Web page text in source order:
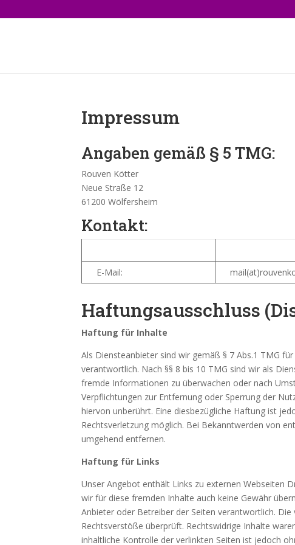
Impressum
Angaben gemäß § 5 TMG:
Rouven Kötter
Neue Straße 12
61200 Wölfersheim
Kontakt:
E-Mail:
Haftungsausschluss
Haftung für Inhalte
Als Diensteanbieter sind wir gemäß § 7 Abs.1 TMG
verantwortlich. Nach §§ 8 bis 10 TMG sind wir als
fremde Informationen zu überwachen oder nach
Verpflichtungen zur Entfernung oder Sperrung der
hiervon unberührt. Eine diesbezügliche Haftung ist
Rechtsverletzung möglich. Bei Bekanntwerden von
umgehend entfernen.
Haftung für Links
Unser Angebot enthält Links zu externen Webseiten
wir für diese fremden Inhalte auch keine Gewähr
Anbieter oder Betreiber der Seiten verantwortlich.
Rechtsverstöße überprüft. Rechtswidrige Inhalte
inhaltliche Kontrolle der verlinkten Seiten ist jedoch